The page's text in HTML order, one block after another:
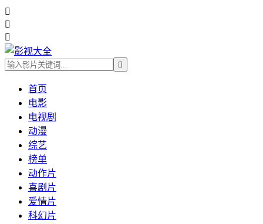




首页
电影
电视剧
动漫
综艺
榜单
动作片
喜剧片
爱情片
科幻片